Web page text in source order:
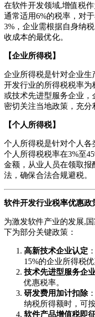
在软件开发领域,增值税
通常适用6%的税率，对
3%，企业需根据自身纳
收成本的最优化。
【企业所得税】
企业所得税是针对企业
开发行业的所得税税率
或技术先进型服务企业，
密切关注当地政策，充分
【个人所得税】
个人所得税是针对个人各
个人所得税税率在3%至
金额，从业人员在领取
法，确保合法合规避税。
软件开发行业税率优惠政
为激发软件产业的发展,
下为部分关键政策：
高新技术企业认定
15%的企业所得税优
技术先进型服务企
优惠税率。
研发费用加计扣除
纳税所得额时，可
软件产品增值税即